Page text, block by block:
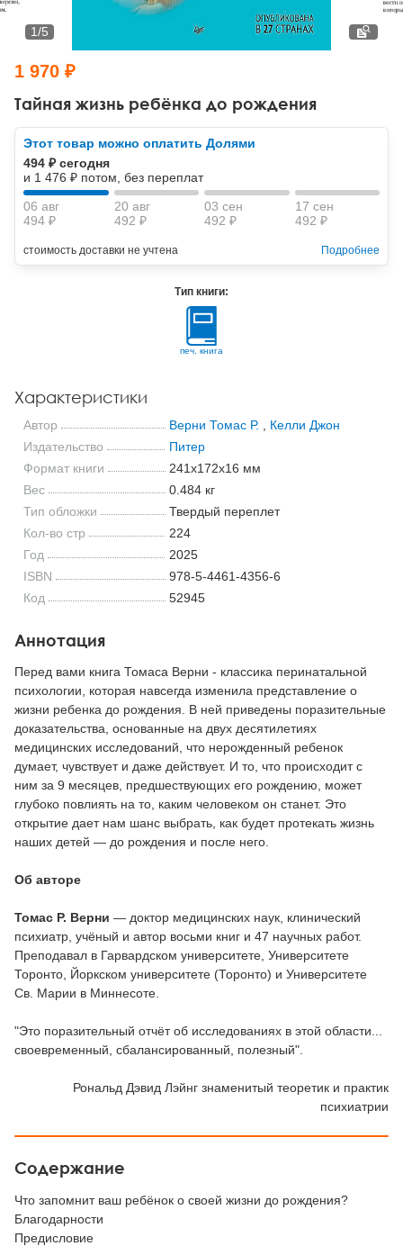
Тревожные расстройства, панические атаки
Другие направления психотерапии
Классический, эриксоновский гипноз и НЛП
НЛП
Психология труда и эргономика
Социальная психология
Социальная и организационная психология
Классический и юнгианский психоанализ
Тайная жизнь ребёнка до рождения
1/5
1 970 ₽
Этот товар можно оплатить Долями
494 ₽ сегодня
и 1 476 ₽ потом, без переплат
06 авг
494 ₽
20 авг
492 ₽
03 сен
492 ₽
17 сен
492 ₽
стоимость доставки не учтена Подробнее
Тип книги:
печ. книга
Характеристики
Автор Верни Томас Р.
Келли Джон
Издательство
Питер
Формат книги
241x172x16 мм
Вес
0.484 кг
Тип обложки
Твердый переплет
Кол-во стр
224
Год
2025
ISBN
978-5-4461-4356-6
Код
52945
Аннотация
Перед вами книга Томаса Верни - классика перинатальной
психологии, которая навсегда изменила представление о
жизни ребенка до рождения. В ней приведены поразительные
доказательства, основанные на двух десятилетиях
медицинских исследований, что нерожденный ребенок
думает, чувствует и даже действует. И то, что происходит с
ним за 9 месяцев, предшествующих его рождению, может
глубоко повлиять на то, каким человеком он станет. Это
открытие дает нам шанс выбрать, как будет протекать жизнь
наших детей — до рождения и после него.
Об авторе
Томас Р. Верни — доктор медицинских наук, клинический
психиатр, учёный и автор восьми книг и 47 научных работ.
Преподавал в Гарвардском университете, Университете
Торонто, Йоркском университете (Торонто) и Университете
Св. Марии в Миннесоте.
"Это поразительный отчёт об исследованиях в этой области...
своевременный, сбалансированный, полезный".
Рональд Дэвид Лэйнг знаменитый теоретик и практик
психиатрии
Содержание
Что запомнит ваш ребёнок о своей жизни до рождения?
Благодарности
Предисловие